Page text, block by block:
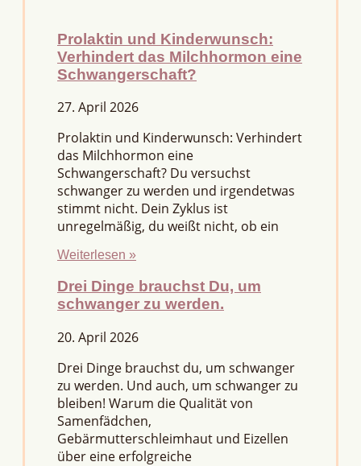
Prolaktin und Kinderwunsch:
Verhindert das Milchhormon eine
Schwangerschaft?
27. April 2026
Prolaktin und Kinderwunsch: Verhindert
das Milchhormon eine
Schwangerschaft? Du versuchst
schwanger zu werden und irgendetwas
stimmt nicht. Dein Zyklus ist
unregelmäßig, du weißt nicht, ob ein
Weiterlesen »
Drei Dinge brauchst Du, um
schwanger zu werden.
20. April 2026
Drei Dinge brauchst du, um schwanger
zu werden. Und auch, um schwanger zu
bleiben! Warum die Qualität von
Samenfädchen,
Gebärmutterschleimhaut und Eizellen
über eine erfolgreiche